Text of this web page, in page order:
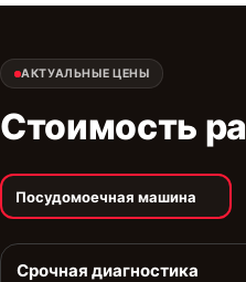
АКТУАЛЬНЫЕ ЦЕНЫ
Стоимость
Посудомоечная машина
Срочная диагностика